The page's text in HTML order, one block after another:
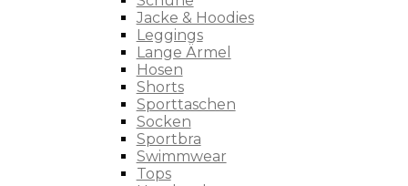
Jacke & Hoodies
Leggings
Lange Ärmel
Hosen
Shorts
Sporttaschen
Socken
Sportbra
Swimmwear
Tops